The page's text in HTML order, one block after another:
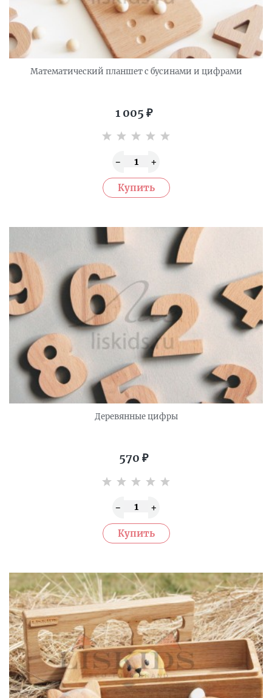
Математический планшет с бусинами и цифрами
1 005 ₽
Деревянные цифры
570 ₽